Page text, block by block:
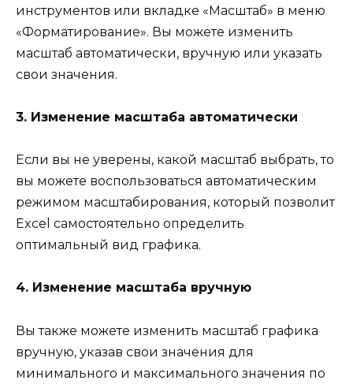
инструментов или вкладке «Масштаб» в меню
«Форматирование». Вы можете изменить
масштаб автоматически, вручную или указать
свои значения.
3. Изменение масштаба автоматически
Если вы не уверены, какой масштаб выбрать, то
вы можете воспользоваться автоматическим
режимом масштабирования, который позволит
Excel самостоятельно определить
оптимальный вид графика.
4. Изменение масштаба вручную
Вы также можете изменить масштаб графика
вручную, указав свои значения для
минимального и максимального значения по